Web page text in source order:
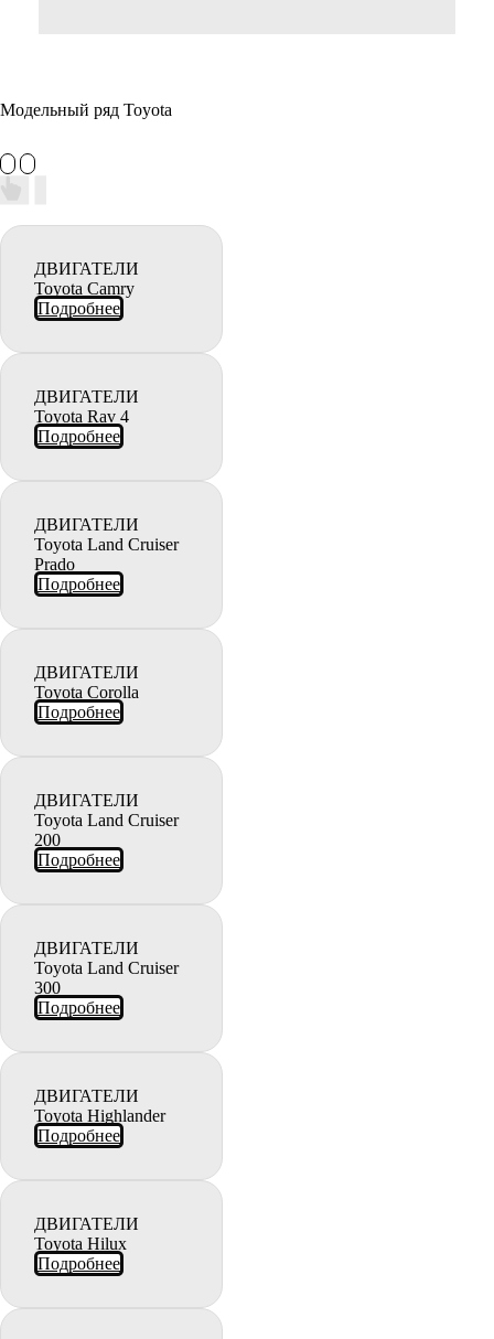
Модельный ряд Toyota
ДВИГАТЕЛИ
Toyota Camry
Подробнее
ДВИГАТЕЛИ
Toyota Rav 4
Подробнее
ДВИГАТЕЛИ
Toyota Land Cruiser
Prado
Подробнее
ДВИГАТЕЛИ
Toyota Corolla
Подробнее
ДВИГАТЕЛИ
Toyota Land Cruiser
200
Подробнее
ДВИГАТЕЛИ
Toyota Land Cruiser
300
Подробнее
ДВИГАТЕЛИ
Toyota Highlander
Подробнее
ДВИГАТЕЛИ
Toyota Hilux
Подробнее